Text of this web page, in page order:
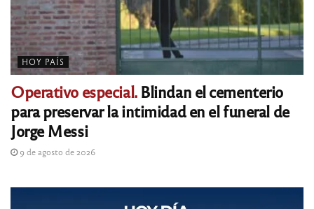
HOY PAÍS
Operativo especial.Blindan el cementerio
para preservar la intimidad en el funeral de
Jorge Messi
9 de agosto de 2026